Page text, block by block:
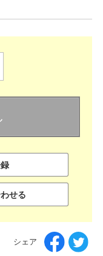
せる
シェア